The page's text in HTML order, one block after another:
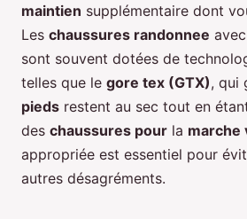
maintien supplémentaire dont
Les chaussures randonnee
sont souvent dotées de
telles que le gore tex (GTX), qui
pieds restent au sec tout en
des chaussures pour la marche
appropriée est essentiel pour
autres désagréments.